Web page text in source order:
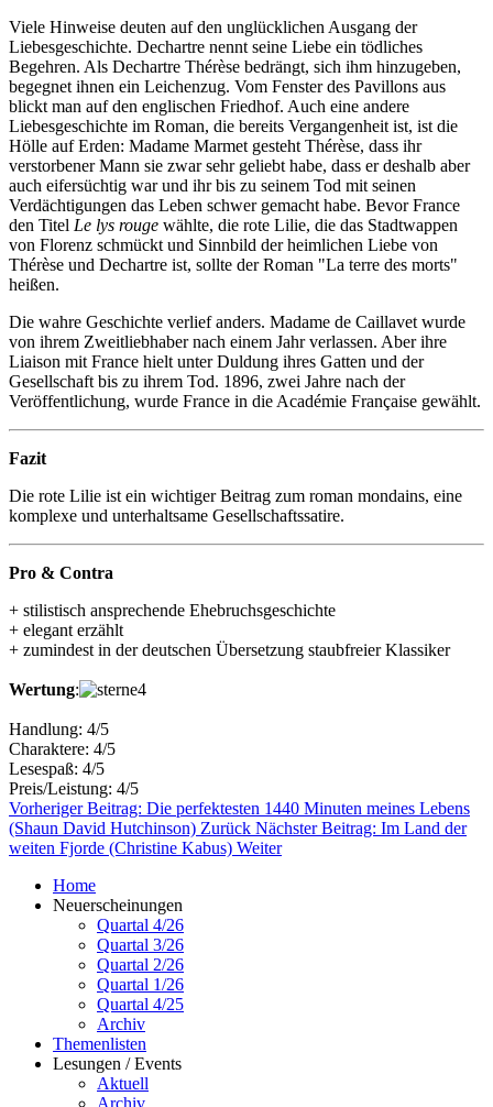
Viele Hinweise deuten auf den unglücklichen Ausgang der
Liebesgeschichte. Dechartre nennt seine Liebe ein tödliches
Begehren. Als Dechartre Thérèse bedrängt, sich ihm hinzugeben,
begegnet ihnen ein Leichenzug. Vom Fenster des Pavillons aus
blickt man auf den englischen Friedhof. Auch eine andere
Liebesgeschichte im Roman, die bereits Vergangenheit ist, ist die
Hölle auf Erden: Madame Marmet gesteht Thérèse, dass ihr
verstorbener Mann sie zwar sehr geliebt habe, dass er deshalb aber
auch eifersüchtig war und ihr bis zu seinem Tod mit seinen
Verdächtigungen das Leben schwer gemacht habe. Bevor France
den Titel Le lys rouge wählte, die rote Lilie, die das Stadtwappen
von Florenz schmückt und Sinnbild der heimlichen Liebe von
Thérèse und Dechartre ist, sollte der Roman "La terre des morts"
heißen.
Die wahre Geschichte verlief anders. Madame de Caillavet wurde
von ihrem Zweitliebhaber nach einem Jahr verlassen. Aber ihre
Liaison mit France hielt unter Duldung ihres Gatten und der
Gesellschaft bis zu ihrem Tod. 1896, zwei Jahre nach der
Veröffentlichung, wurde France in die Académie Française gewählt.
Fazit
Die rote Lilie ist ein wichtiger Beitrag zum roman mondains, eine
komplexe und unterhaltsame Gesellschaftssatire.
Pro & Contra
+ stilistisch ansprechende Ehebruchsgeschichte
+ elegant erzählt
+ zumindest in der deutschen Übersetzung staubfreier Klassiker
Wertung:
Handlung: 4/5
Charaktere: 4/5
Lesespaß: 4/5
Preis/Leistung: 4/5
Vorheriger Beitrag: Die perfektesten 1440 Minuten meines Lebens
(Shaun David Hutchinson) Zurück Nächster Beitrag: Im Land der
weiten Fjorde (Christine Kabus) Weiter
Home
Neuerscheinungen
Quartal 4/26
Quartal 3/26
Quartal 2/26
Quartal 1/26
Quartal 4/25
Archiv
Themenlisten
Lesungen / Events
Aktuell
Archiv